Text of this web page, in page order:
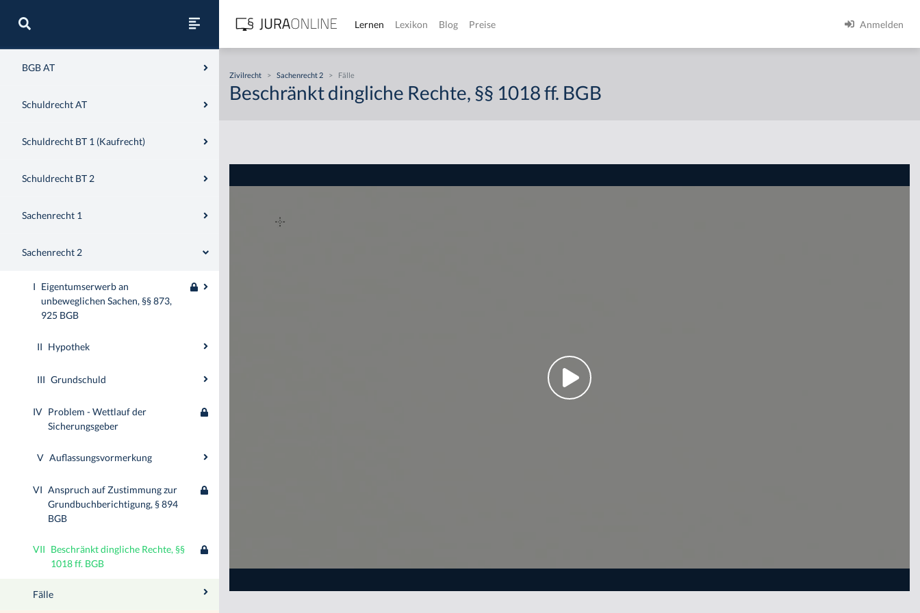
Zivilrecht
BGB AT
Schuldrecht AT
Schuldrecht BT 1 (Kaufrecht)
Schuldrecht BT 2
Sachenrecht 1
Sachenrecht 2
I Eigentumserwerb an
unbeweglichen Sachen, §§ 873,
925 BGB
II Hypothek
III Grundschuld
IV Problem - Wettlauf der
Sicherungsgeber
V Auflassungsvormerkung
VI Anspruch auf Zustimmung zur
Grundbuchberichtigung, § 894
BGB
VII Beschränkt dingliche Rechte, §§
1018 ff. BGB
Fälle
Lernen Lexikon Blog Preise Anmelden
Zivilrecht > Sachenrecht 2 > Fälle
Beschränkt dingliche Rechte, §§ 1018 ff. BGB